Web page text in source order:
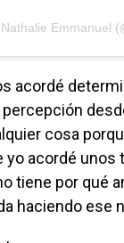
Emmanuel
acordé
percepción
cosa
yo acordé
tiene por qué
haciendo ese